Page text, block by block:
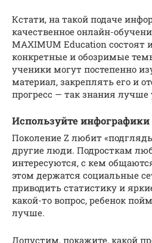
Кстати, на такой подаче
качественное онлайн-
MAXIMUM Education состоят
конкретные и обозримые
ученики могут постепенно
материал, закреплять его и
прогресс — так знания лучше
Используйте
Поколение Z любит
другие люди. Подросткам
интересуются, с кем
этом держатся социальные
приводить статистику и
какой-то вопрос, ребенок
лучше.
Допустим, покажите, какой